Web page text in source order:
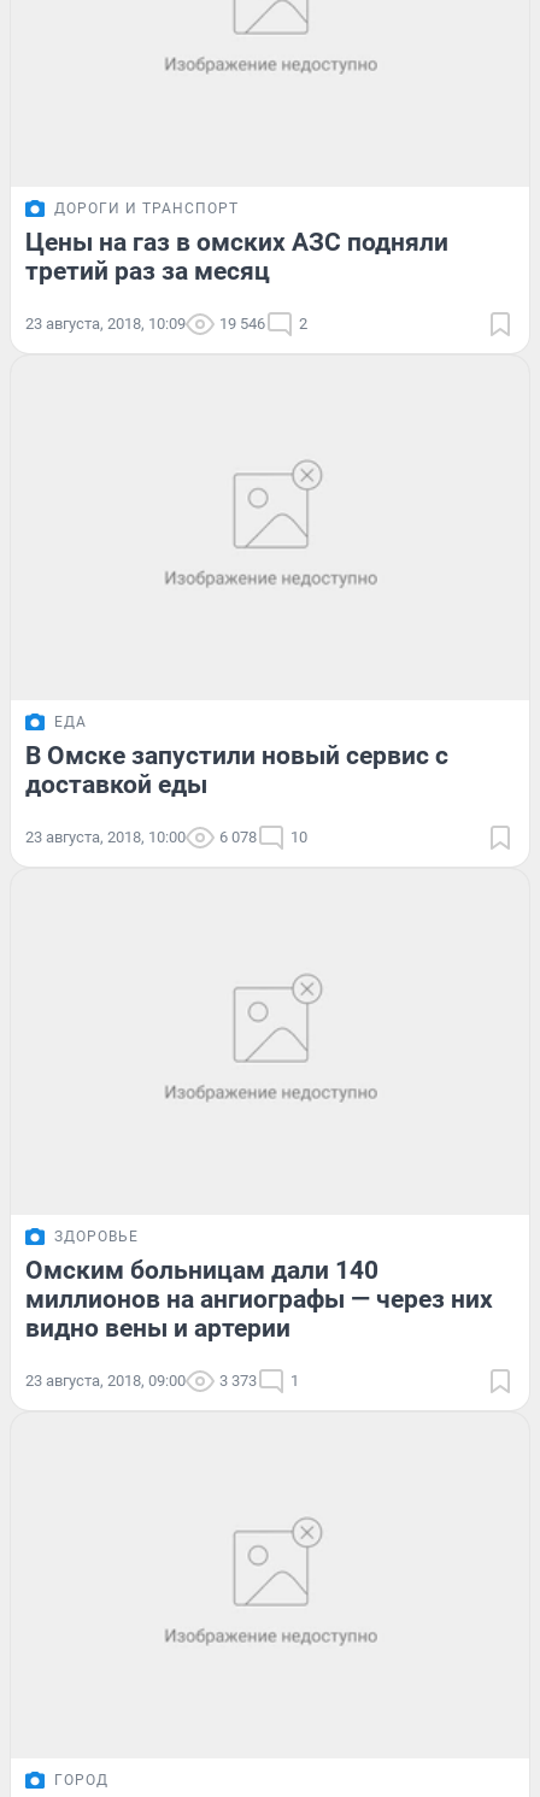
ДОРОГИ И ТРАНСПОРТ
Цены на газ в омских АЗС подняли
третий раз за месяц
23 августа, 2018, 10:09 19 546 2
ЕДА
В Омске запустили новый сервис с
доставкой еды
23 августа, 2018, 10:00 6 078 10
ЗДОРОВЬЕ
Омским больницам дали 140
миллионов на ангиографы — через них
видно вены и артерии
23 августа, 2018, 09:00 3 373 1
ГОРОД